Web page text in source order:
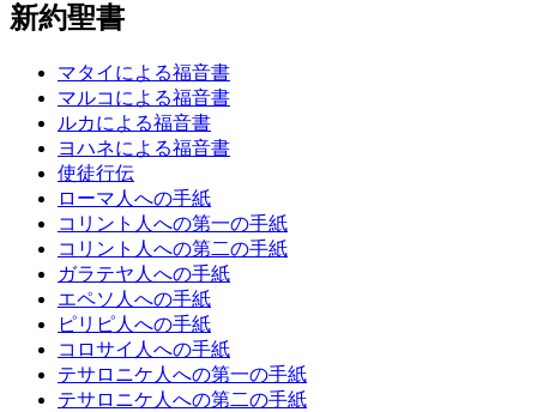
新約聖書
マタイによる福音書
マルコによる福音書
ルカによる福音書
ヨハネによる福音書
使徒行伝
ローマ人への手紙
コリント人への第一の手紙
コリント人への第二の手紙
ガラテヤ人への手紙
エペソ人への手紙
ピリピ人への手紙
コロサイ人への手紙
テサロニケ人への第一の手紙
テサロニケ人への第二の手紙